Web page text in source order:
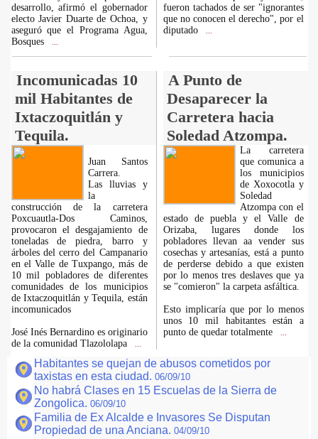
desarrollo, afirmó el gobernador
electo Javier Duarte de Ochoa, y
aseguró que el Programa Agua,
Bosques
fueron tachados de ser "ignorantes
que no conocen el derecho", por el
diputado
Incomunicadas 10
mil Habitantes de
Ixtaczoquitlán y
Tequila.
A Punto de
Desaparecer la
Carretera hacia
Soledad Atzompa.
Juan Santos
Carrera.
Las lluvias y
la
construcción de la carretera
Poxcuautla-Dos Caminos,
provocaron el desgajamiento de
toneladas de piedra, barro y
árboles del cerro del Campanario
en el Valle de Tuxpango, más de
10 mil pobladores de diferentes
comunidades de los municipios
de Ixtaczoquitlán y Tequila, están
incomunicados
José Inés Bernardino es originario
de la comunidad Tlazololapa
La carretera
que comunica a
los municipios
de Xoxocotla y
Soledad
Atzompa con el
estado de puebla y el Valle de
Orizaba, lugares donde los
pobladores llevan aa vender sus
cosechas y artesanías, está a punto
de perderse debido a que existen
por lo menos tres deslaves que ya
se "comieron" la carpeta asfáltica.
Esto implicaría que por lo menos
unos 10 mil habitantes están a
punto de quedar totalmente
Habitantes se quejan de abusos cometidos por
taxistas en esta ciudad. 06/09/10
No habrá Clases en 15 Escuelas de la Sierra de
Zongolica. 06/09/10
Familia de Ex Alcalde e Invasores Se Disputan
Propiedad de una Anciana. 04/09/10